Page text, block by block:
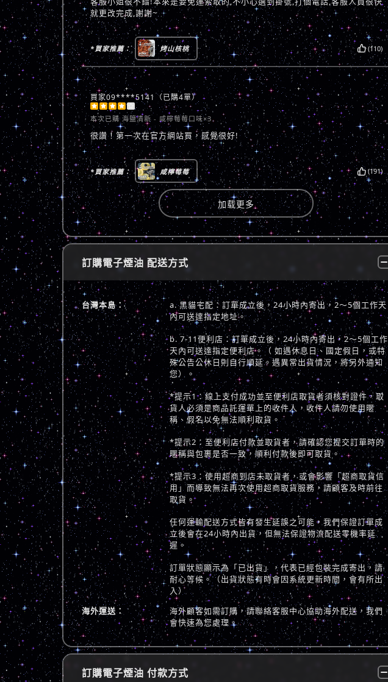
就更改完成,謝謝~
*買家推薦： 烤山核桃 (110)
買家09****5141（已購4單）
    
本次已購 海鹽清新 - 咸檸莓莓口味×3
很讚！第一次在官方網站買，感覺很好!
*買家推薦： 咸檸莓莓 (191)
加载更多
訂購電子煙油 配送方式
台灣本島：
a. 黑貓宅配：訂單成立後，24小時內寄出，2～5個工作天
內可送達指定地址。
b. 7-11便利店：訂單成立後，24小時內寄出，2～5個工作
天內可送達指定便利店。（ 如遇休息日、國定假日，或特
殊公告公休日則自行順延。遇異常出貨情況，將另外通知
您）。
*提示1：線上支付成功並至便利店取貨者須核對證件，取
貨人必須是商品託運單上的收件人，收件人請勿使用暱
稱、假名以免無法順利取貨。
*提示2：至便利店付款並取貨者，請確認您提交訂單時的
暱稱與包裹是否一致，順利付款後即可取貨。
*提示3：使用超商到店未取貨者，或會影響「超商取貨信
用」而導致無法再次使用超商取貨服務，請顧客及時前往
取貨。
任何運輸配送方式皆有發生延誤之可能，我們保證訂單成
立後會在24小時內出貨，但無法保證物流配送零機率延
遲。
訂單狀態顯示為「已出貨」，代表已經包裝完成寄出，請
耐心等候。（出貨狀態有時會因系統更新時間，會有所出
入）
海外運送：
海外顧客如需訂購，請聯絡客服中心協助海外配送，我們
會快速為您處理。
訂購電子煙油 付款方式